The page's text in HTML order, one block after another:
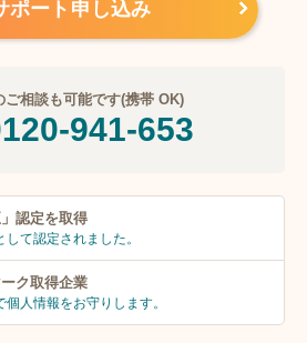
ポート申し込み
ご相談も可能です(携帯 OK)
941-653
認定を取得
して認定されました。
ク取得企業
個人情報をお守りします。